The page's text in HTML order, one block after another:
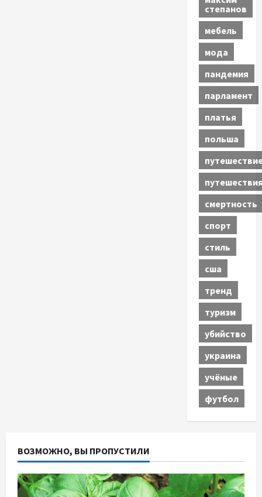
степанов
мебель
мода
пандемия
парламент
платья
польша
смертность
спорт
стиль
сша
тренд
туризм
убийство
украина
учёные
футбол
ВОЗМОЖНО, ВЫ ПРОПУСТИЛИ